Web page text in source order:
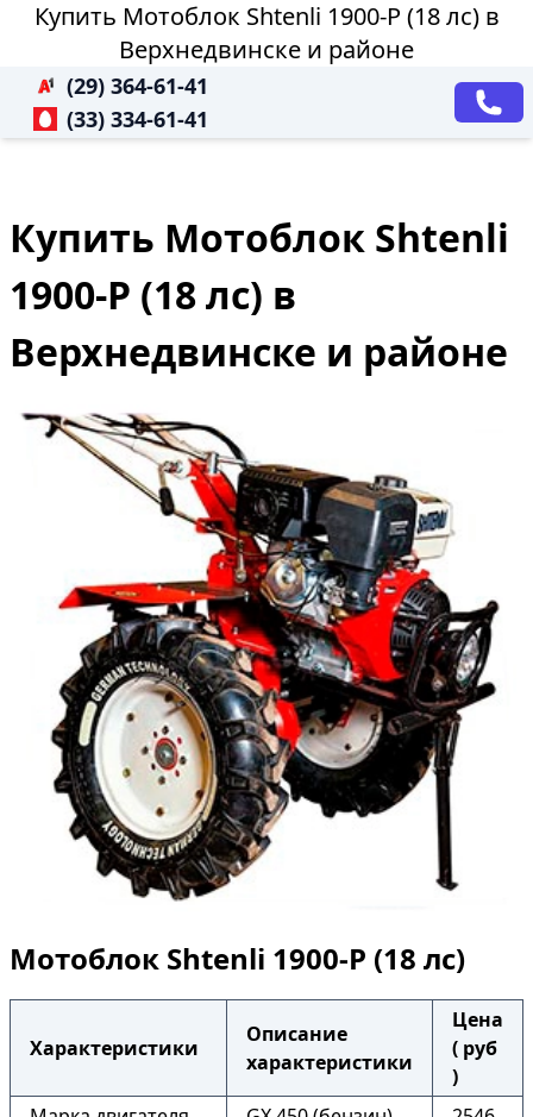
Купить Мотоблок Shtenli 1900-P (18 лс) в
Верхнедвинске и районе
(29) 364-61-41
(33) 334-61-41
Купить Мотоблок Shtenli
1900-P (18 лс) в
Верхнедвинске и районе
Мотоблок Shtenli 1900-P (18 лс)
Характеристики
Описание
характеристики
Цена
( руб
)